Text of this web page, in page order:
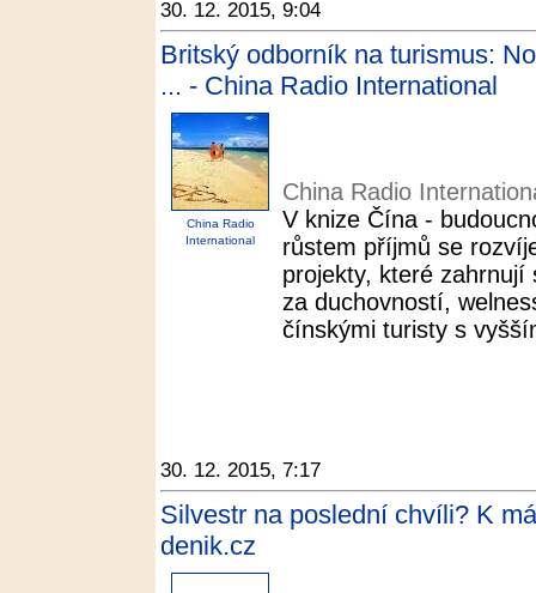
30. 12. 2015, 9:04
Britský odborník na turismus:
... - China Radio International
China Radio
International
China Radio
V knize Čína -
růstem příjmů se
projekty, které
za duchovností,
čínskými turisty s
30. 12. 2015, 7:17
Silvestr na poslední chvíli? K
denik.cz